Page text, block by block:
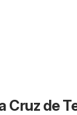
Cruz de